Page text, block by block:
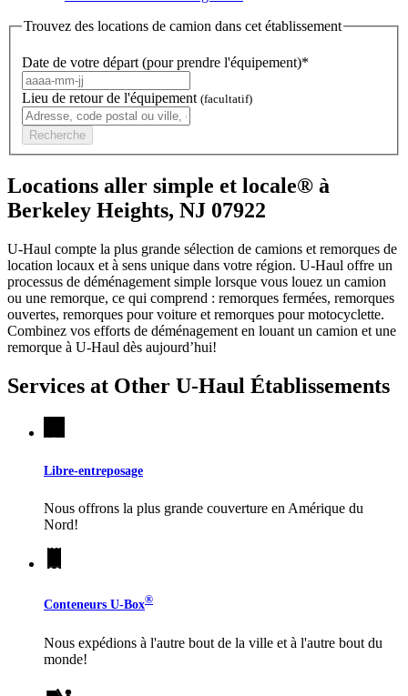
Trouvez des locations de camion dans cet établissement
Date de votre départ (pour prendre l'équipement)*
Lieu de retour de l'équipement (facultatif)
Recherche
Locations aller simple et locale® à
Berkeley Heights, NJ 07922
U-Haul compte la plus grande sélection de camions et remorques de
location locaux et à sens unique dans votre région. U-Haul offre un
processus de déménagement simple lorsque vous louez un camion
ou une remorque, ce qui comprend : remorques fermées, remorques
ouvertes, remorques pour voiture et remorques pour motocyclette.
Combinez vos efforts de déménagement en louant un camion et une
remorque à U-Haul dès aujourd’hui!
Services at Other U-Haul Établissements
Libre-entreposage
Nous offrons la plus grande couverture en Amérique du
Nord!
Conteneurs U-Box®
Nous expédions à l'autre bout de la ville et à l'autre bout du
monde!